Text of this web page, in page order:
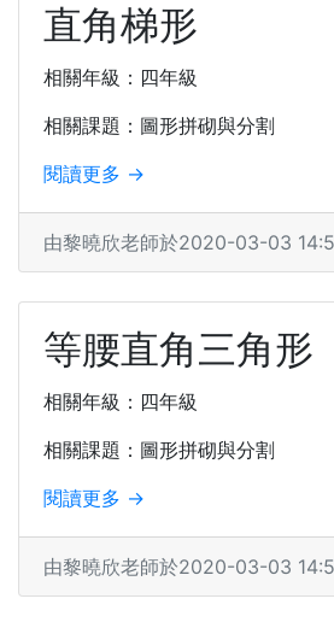
直角梯形
相關年級：四年級
相關課題：圖形拼砌與分割
閱讀更多 →
由黎曉欣老師於2020-03-03
等腰直角三角形
相關年級：四年級
相關課題：圖形拼砌與分割
閱讀更多 →
由黎曉欣老師於2020-03-03